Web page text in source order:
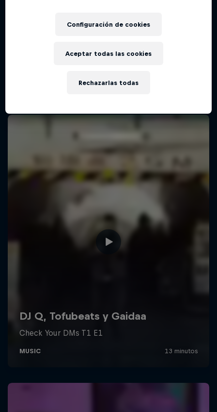
Configuración de cookies
Rechazarlas todas
Aceptar todas las cookies